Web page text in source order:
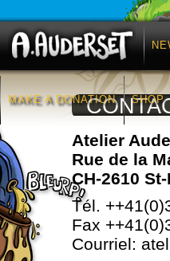
MAKE A DONATION SHOP
Atelier
Rue de la
CH-2610
Tél.
Fax
Courriel: